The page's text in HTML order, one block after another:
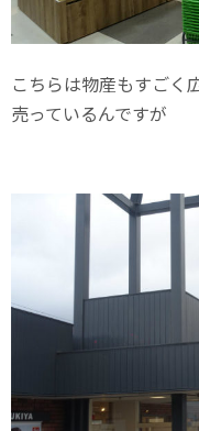
こちらは物産もすごく
売っているんですが